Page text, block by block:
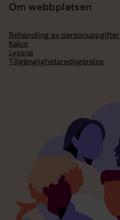
Om webbplatsen
Behandling av personuppgifter
Kakor
Lyssna
Tillgänglighetsredogörelse